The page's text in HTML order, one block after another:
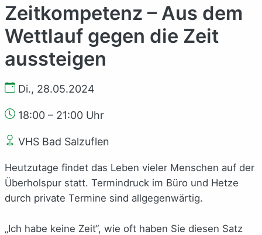
Zeitkompetenz – Aus dem
Wettlauf gegen die Zeit
aussteigen
Di., 28.05.2024
18:00 – 21:00 Uhr
VHS Bad Salzuflen
Heutzutage findet das Leben vieler Menschen auf der
Überholspur statt. Termindruck im Büro und Hetze
durch private Termine sind allgegenwärtig.
„Ich habe keine Zeit“, wie oft haben Sie diesen Satz